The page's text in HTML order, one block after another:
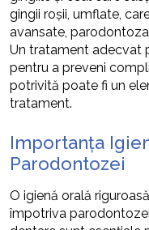
gingii roșii, umflate,
avansate,
Un tratament adecvat
pentru a preveni
potrivită poate fi un
tratament.
Importanța
Parodontozei
O igienă orală
împotriva